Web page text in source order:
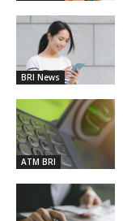
BRI News
ATM BRI